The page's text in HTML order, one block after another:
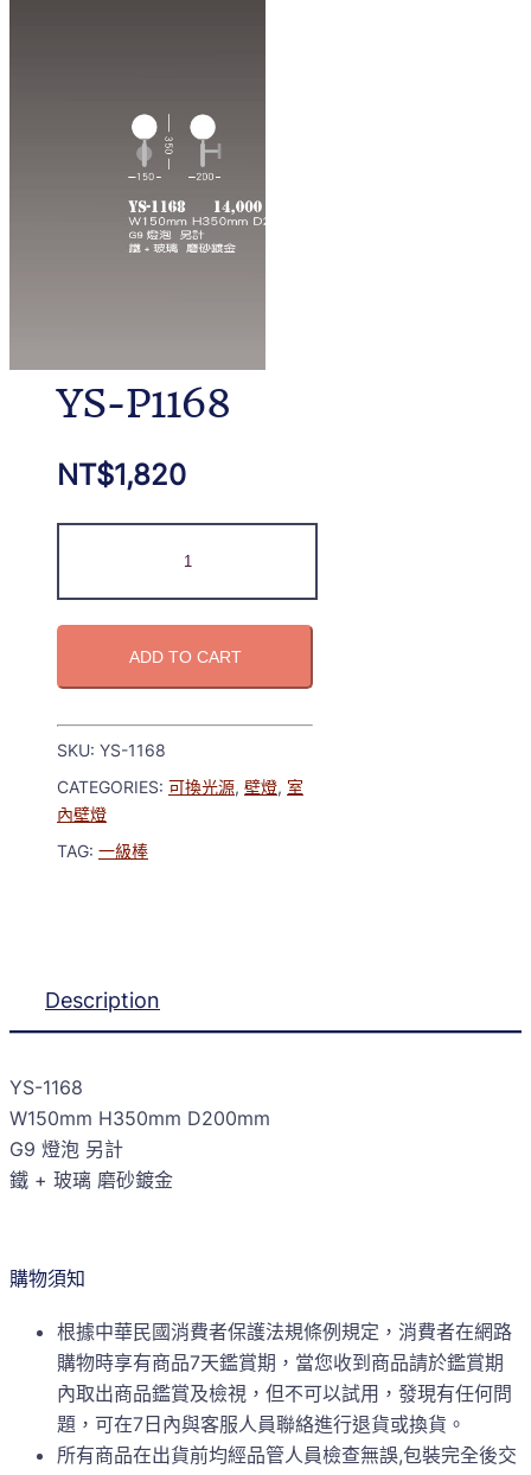
YS-P1168
NT$1,820
ADD TO CART
SKU: YS-1168
CATEGORIES: 可換光源, 壁燈, 室
內壁燈
TAG: 一級棒
Description
YS-1168
W150mm H350mm D200mm
G9 燈泡 另計
鐵 + 玻璃 磨砂鍍金
購物須知
根據中華民國消費者保護法規條例規定，消費者在網路
購物時享有商品7天鑑賞期，當您收到商品請於鑑賞期
內取出商品鑑賞及檢視，但不可以試用，發現有任何問
題，可在7日內與客服人員聯絡進行退貨或換貨。
所有商品在出貨前均經品管人員檢查無誤,包裝完全後交